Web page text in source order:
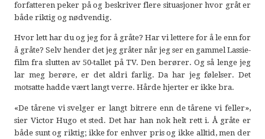
forfatteren peker på og beskriver flere situasjoner hvor gråt er
både riktig og nødvendig.
Hvor lett har du og jeg for å gråte? Har vi lettere for å le enn for
å gråte? Selv hender det jeg gråter når jeg ser en gammel Lassie-
film fra slutten av 50-tallet på TV. Den berører. Og så lenge jeg
lar meg berøre, er det aldri farlig. Da har jeg følelser. Det
motsatte hadde vært langt verre. Hårde hjerter er ikke bra.
«De tårene vi svelger er langt bitrere enn de tårene vi feller»,
sier Victor Hugo et sted. Det har han nok helt rett i. Å gråte er
både sunt og riktig; ikke for enhver pris og ikke alltid, men der